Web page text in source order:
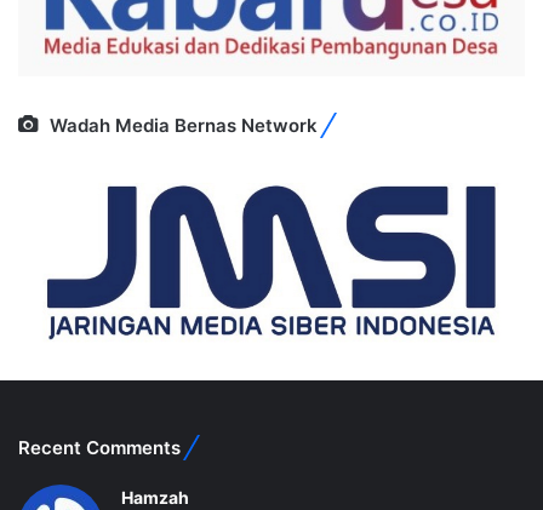
Wadah Media Bernas Network
Recent Comments
Hamzah